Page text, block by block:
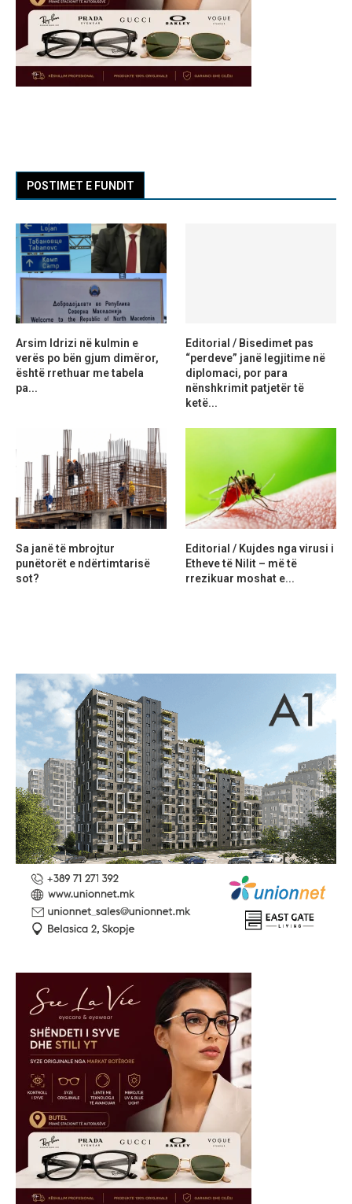
POSTIMET E FUNDIT
Arsim Idrizi në kulmin e
verës po bën gjum dimëror,
është rrethuar me tabela
pa...
Editorial / Bisedimet pas
“perdeve” janë legjitime në
diplomaci, por para
nënshkrimit patjetër të
ketë...
Sa janë të mbrojtur
punëtorët e ndërtimtarisë
sot?
Editorial / Kujdes nga virusi i
Etheve të Nilit – më të
rrezikuar moshat e...